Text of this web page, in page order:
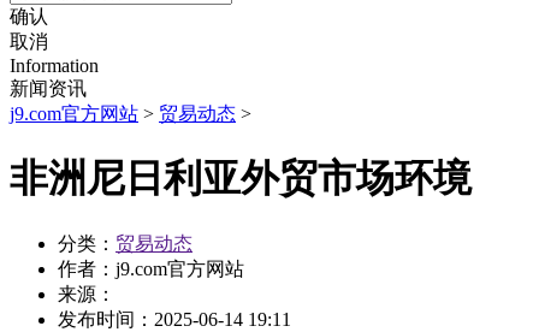
确认
取消
Information
新闻资讯
j9.com官方网站 > 贸易动态 >
非洲尼日利亚外贸市场环境
分类： 贸易动态
作者： j9.com官方网站
来源：
发布时间： 2025-06-14 19:11